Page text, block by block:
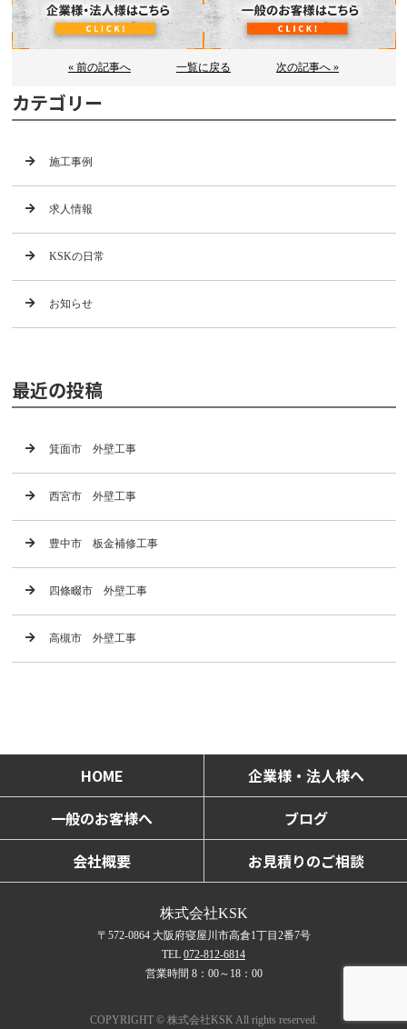
« 前の記事へ 一覧に戻る 次の記事へ »
カテゴリー
施工事例
求人情報
KSKの日常
お知らせ
最近の投稿
箕面市 外壁工事
西宮市 外壁工事
豊中市 板金補修工事
四條畷市 外壁工事
高槻市 外壁工事
HOME
企業様・法人様へ
一般のお客様へ
ブログ
会社概要
お見積りのご相談
株式会社KSK
〒572-0864 大阪府寝屋川市高倉1丁目2番7号
TEL 072-812-6814
営業時間 8：00～18：00
COPYRIGHT © 株式会社KSK All rights reserved.